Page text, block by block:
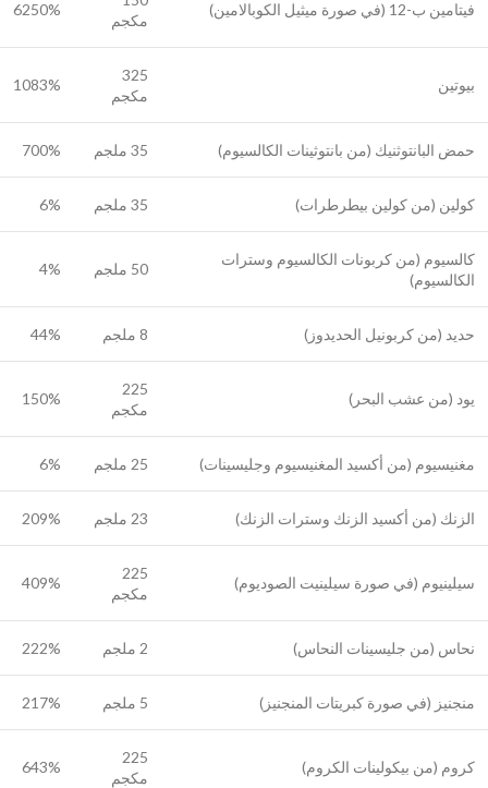
فيتامين ب-12 (في صورة ميثيل الكوبالامين)
مكجم
6250%
بيوتين
325
مكجم
1083%
حمض البانتوثنيك (من بانتوثينات الكالسيوم) 35 ملجم 700%
كولين (من كولين بيطرطرات) 35 ملجم 6%
كالسيوم (من كربونات الكالسيوم وسترات
الكالسيوم)
50 ملجم 4%
حديد (من كربونيل الحديدوز) 8 ملجم 44%
يود (من عشب البحر)
225
مكجم
150%
مغنيسيوم (من أكسيد المغنيسيوم وجليسينات) 25 ملجم 6%
الزنك (من أكسيد الزنك وسترات الزنك) 23 ملجم 209%
سيلينيوم (في صورة سيلينيت الصوديوم)
225
مكجم
409%
نحاس (من جليسينات النحاس) 2 ملجم 222%
منجنيز (في صورة كبريتات المنجنيز) 5 ملجم 217%
كروم (من بيكولينات الكروم)
225
مكجم
643%